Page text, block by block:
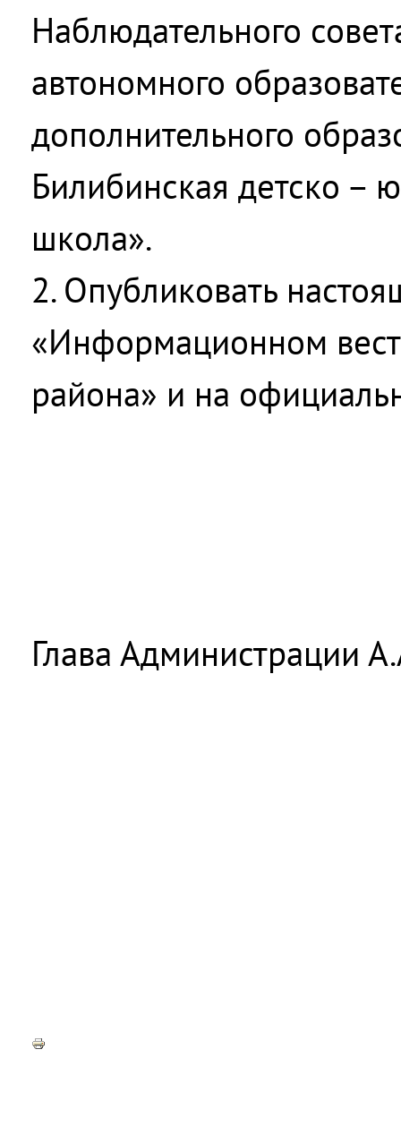
Наблюдательного
автономного
дополнительного
Билибинская детско –
школа».
2. Опубликовать
«Информационном
района» и на
Глава Администрации